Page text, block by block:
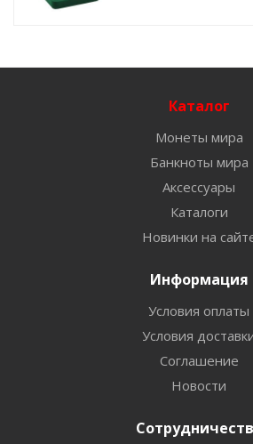
Каталог
Монеты мира
Банкноты мира
Аксессуары
Каталоги
Новинки на
Информация
Условия оплаты
Условия
Соглашение
Новости